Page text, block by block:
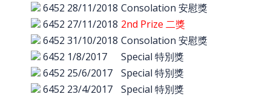
6452 28/11/2018 Consolation 安慰獎
6452 27/11/2018 2nd Prize 二獎
6452 31/10/2018 Consolation 安慰獎
6452 1/8/2017
Special 特別獎
6452 25/6/2017
Special 特別獎
6452 23/4/2017
Special 特別獎